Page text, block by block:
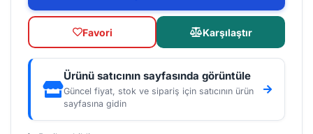
Favori Karşılaştır
Ürünü satıcının sayfasında görüntüle
Güncel fiyat, stok ve sipariş için satıcının ürün
sayfasına gidin